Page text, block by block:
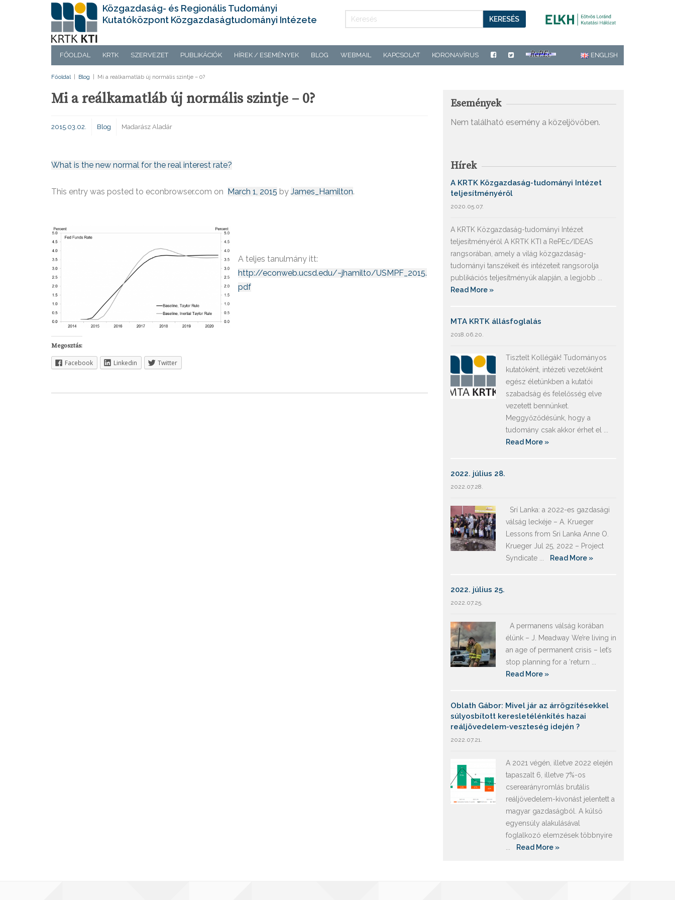
Közgazdaság- és Regionális Tudományi
Kutatóközpont Közgazdaságtudományi Intézete
KERESÉS
FŐOLDAL KRTK SZERVEZET PUBLIKÁCIÓK HÍREK / ESEMÉNYEK BLOG WEBMAIL KAPCSOLAT KORONAVÍRUS ENGLISH
Főoldal Blog Mi a reálkamatláb új normális szintje – 0?
Mi a reálkamatláb új normális szintje – 0?
2015.03.02. Blog Madarász Aladár
What is the new normal for the real interest rate?
This entry was posted to econbrowser.com on March 1, 2015 by James_Hamilton.
A teljes tanulmány itt:
http://econweb.ucsd.edu/~jhamilto/USMPF_2015.
pdf
Megosztás:
Facebook Linkedin Twitter
Események
Nem található esemény a közeljövőben.
Hírek
A KRTK Közgazdaság-tudományi Intézet
teljesítményéről
2020.05.07.
A KRTK Közgazdaság-tudományi Intézet
teljesítményéről A KRTK KTI a RePEc/IDEAS
rangsorában, amely a világ közgazdaság-
tudományi tanszékeit és intézeteit rangsorolja
publikációs teljesítményük alapján, a legjobb ...
Read More »
MTA KRTK állásfoglalás
2018.06.20.
Tisztelt Kollégák! Tudományos
kutatóként, intézeti vezetőként
egész életünkben a kutatói
szabadság és felelősség elve
vezetett bennünket.
Meggyőződésünk, hogy a
tudomány csak akkor érhet el ...
Read More »
2022. július 28.
2022.07.28.
Srí Lanka: a 2022-es gazdasági
válság leckéje – A. Krueger
Lessons from Sri Lanka Anne O.
Krueger Jul 25, 2022 – Project
Syndicate ...
Read More »
2022. július 25.
2022.07.25.
A permanens válság korában
élünk – J. Meadway We’re living in
an age of permanent crisis – let’s
stop planning for a ‘return ...
Read More »
Oblath Gábor: Mivel jár az árrögzítésekkel
súlyosbított keresletélénkítés hazai
reáljövedelem-veszteség idején ?
2022.07.21.
A 2021 végén, illetve 2022 elején
tapaszalt 6, illetve 7%-os
cserearányromlás brutális
reáljövedelem-kivonást jelentett a
magyar gazdaságból. A külső
egyensúly alakulásával
foglalkozó elemzések többnyire
Read More »